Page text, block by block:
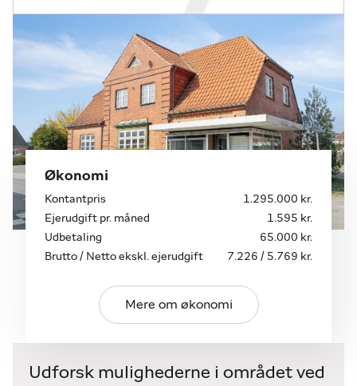
Økonomi
Kontantpris
1.295.000 kr.
Ejerudgift pr. måned
1.595 kr.
Udbetaling
65.000 kr.
Brutto / Netto ekskl. ejerudgift
7.226 / 5.769 kr.
Mere om økonomi
Udforsk mulighederne i området ved